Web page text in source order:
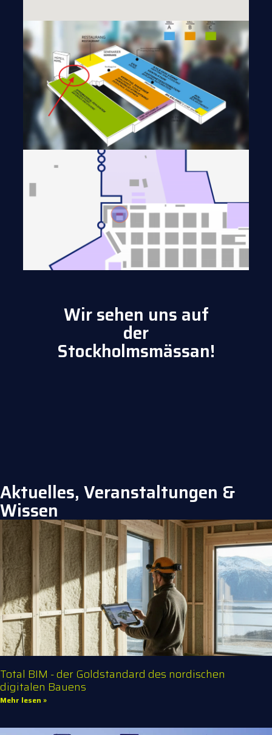
Wir sehen uns auf
der
Stockholmsmässan!
Aktuelles, Veranstaltungen &
Wissen
Total BIM - der Goldstandard des nordischen
digitalen Bauens
Mehr lesen »